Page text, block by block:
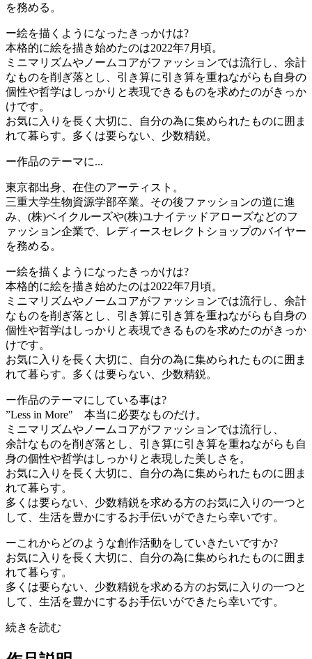
を務める。
ー絵を描くようになったきっかけは?
本格的に絵を描き始めたのは2022年7月頃。
ミニマリズムやノームコアがファッションでは流行し、余計
なものを削ぎ落とし、引き算に引き算を重ねながらも自身の
個性や哲学はしっかりと表現できるものを求めたのがきっか
けです。
お気に入りを長く大切に、自分の為に集められたものに囲ま
れて暮らす。多くは要らない、少数精鋭。
ー作品のテーマに...
東京都出身、在住のアーティスト。
三重大学生物資源学部卒業。その後ファッションの道に進
み、(株)ベイクルーズや(株)ユナイテッドアローズなどのフ
ァッション企業で、レディースセレクトショップのバイヤー
を務める。
ー絵を描くようになったきっかけは?
本格的に絵を描き始めたのは2022年7月頃。
ミニマリズムやノームコアがファッションでは流行し、余計
なものを削ぎ落とし、引き算に引き算を重ねながらも自身の
個性や哲学はしっかりと表現できるものを求めたのがきっか
けです。
お気に入りを長く大切に、自分の為に集められたものに囲ま
れて暮らす。多くは要らない、少数精鋭。
ー作品のテーマにしている事は?
”Less in More" 本当に必要なものだけ。
ミニマリズムやノームコアがファッションでは流行し、
余計なものを削ぎ落とし、引き算に引き算を重ねながらも自
身の個性や哲学はしっかりと表現した美しさを。
お気に入りを長く大切に、自分の為に集められたものに囲ま
れて暮らす。
多くは要らない、少数精鋭を求める方のお気に入りの一つと
して、生活を豊かにするお手伝いができたら幸いです。
ーこれからどのような創作活動をしていきたいですか?
お気に入りを長く大切に、自分の為に集められたものに囲ま
れて暮らす。
多くは要らない、少数精鋭を求める方のお気に入りの一つと
して、生活を豊かにするお手伝いができたら幸いです。
続きを読む